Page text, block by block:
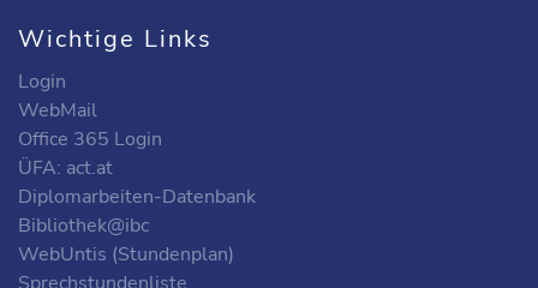
Wichtige Links
Login
WebMail
Office 365 Login
ÜFA: act.at
Diplomarbeiten-Datenbank
Bibliothek@ibc
WebUntis (Stundenplan)